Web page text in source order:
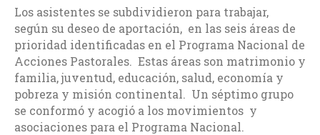
Los asistentes se subdividieron para trabajar,
según su deseo de aportación, en las seis áreas de
prioridad identificadas en el Programa Nacional de
Acciones Pastorales. Estas áreas son matrimonio y
familia, juventud, educación, salud, economía y
pobreza y misión continental. Un séptimo grupo
se conformó y acogió a los movimientos y
asociaciones para el Programa Nacional.